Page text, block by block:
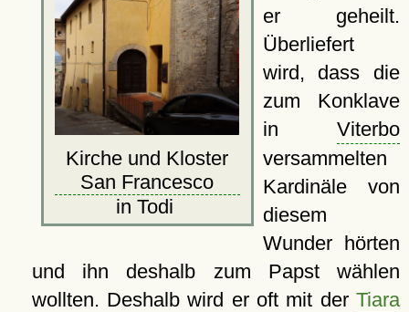
Kirche und Kloster
San Francesco
in Todi
er geheilt.
Überliefert
wird, dass die
zum Konklave
in Viterbo
versammelten
Kardinäle von
diesem
Wunder hörten
und ihn deshalb zum Papst wählen
wollten. Deshalb wird er oft mit der Tiara